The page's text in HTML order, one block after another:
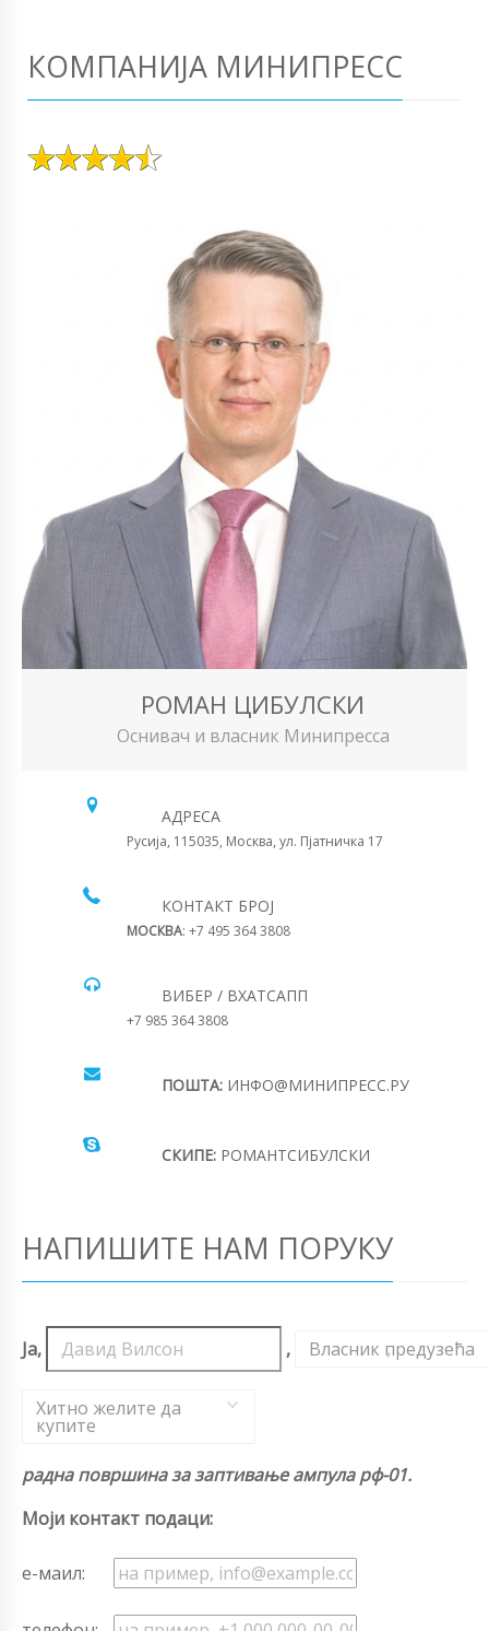
КОМПАНИЈА МИНИПРЕСС
РОМАН ЦИБУЛСКИ
Оснивач и власник Минипресса
АДРЕСА
Русија, 115035, Москва, ул. Пјатничка 17
КОНТАКТ БРОЈ
МОСКВА: +7 495 364 3808
ВИБЕР / ВХАТСАПП
+7 985 364 3808
ПОШТА: ИНФО@МИНИПРЕСС.РУ
СКИПЕ: РОМАНТСИБУЛСКИ
НАПИШИТЕ НАМ ПОРУКУ
Ја, , Власник предузећа
,
Хитно желите да
купите
радна површина за заптивање ампула рф-01.
Моји контакт подаци:
е-маил: